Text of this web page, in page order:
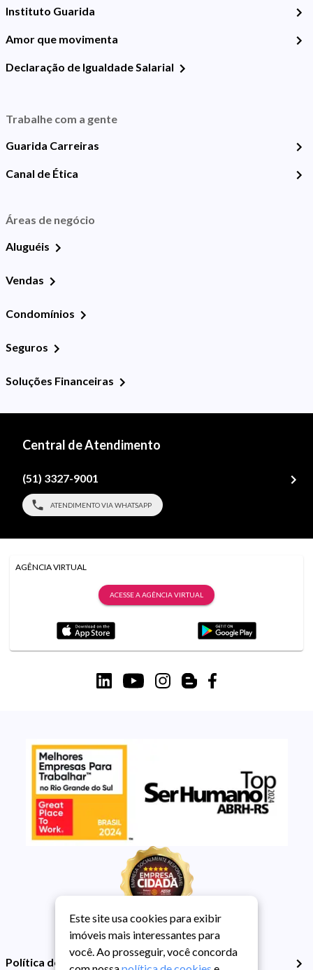
Instituto Guarida
Amor que movimenta
Declaração de Igualdade Salarial
Trabalhe com a gente
Guarida Carreiras
Canal de Ética
Áreas de negócio
Aluguéis
Vendas
Condomínios
Seguros
Soluções Financeiras
Central de Atendimento
(51) 3327-9001
ATENDIMENTO VIA WHATSAPP
AGÊNCIA VIRTUAL
ACESSE A AGÊNCIA VIRTUAL
Política de Privacidade
Este site usa cookies para exibir
imóveis mais interessantes para
você. Ao prosseguir, você concorda